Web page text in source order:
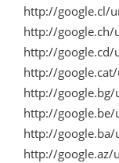
http://google.cl/
http://google.ch/
http://google.cd/
http://
http://google.bg/
http://google.be/
http://google.ba/
http://google.az/